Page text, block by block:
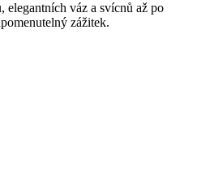
váz a svícnů až po
zážitek.